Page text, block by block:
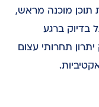
תוכן מוכנה מראש,
בדיוק ברגע
תחרותי עצום